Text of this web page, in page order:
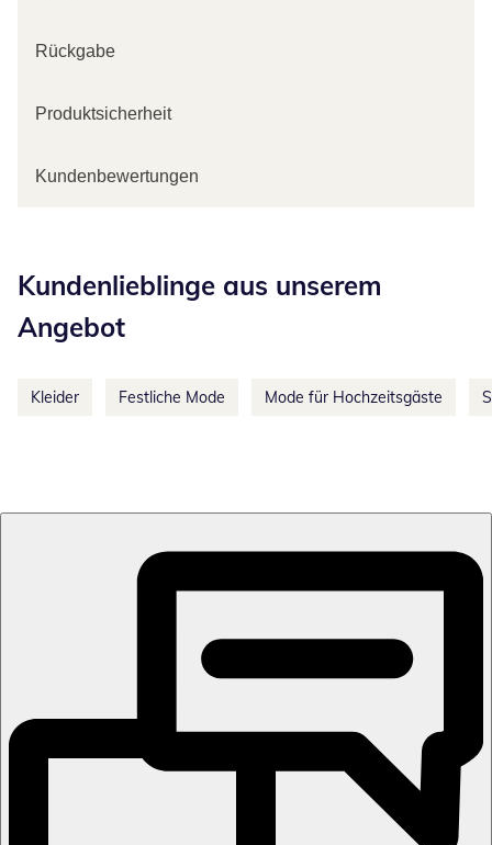
Rückgabe
Produktsicherheit
Kundenbewertungen
Kundenlieblinge aus unserem
Angebot
Kleider Festliche Mode Mode für Hochzeitsgäste